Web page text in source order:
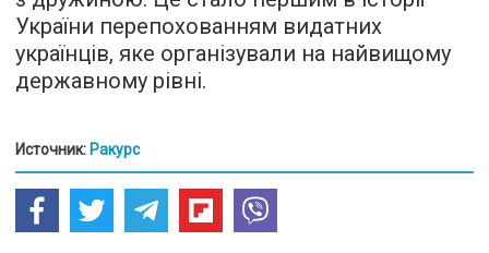
України перепохованням видатних
українців, яке організували на найвищому
державному рівні.
Источник: Ракурс